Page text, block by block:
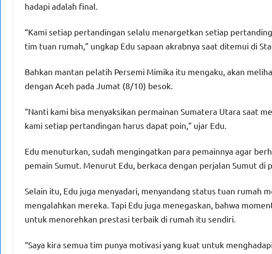
hadapi adalah final.
“Kami setiap pertandingan selalu menargetkan setiap
tim tuan rumah,” ungkap Edu sapaan akrabnya saat ditemui di
Bahkan mantan pelatih Persemi Mimika itu mengaku, akan
dengan Aceh pada Jumat (8/10) besok.
“Nanti kami bisa menyaksikan permainan Sumatera Utara saat
kami setiap pertandingan harus dapat poin,” ujar Edu.
Edu menuturkan, sudah mengingatkan para pemainnya agar
pemain Sumut. Menurut Edu, berkaca dengan perjalan Sumut di
Selain itu, Edu juga menyadari, menyandang status tuan rumah
mengalahkan mereka. Tapi Edu juga menegaskan, bahwa
untuk menorehkan prestasi terbaik di rumah itu sendiri.
“Saya kira semua tim punya motivasi yang kuat untuk